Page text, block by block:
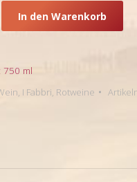
In den Warenkorb
750 ml
, I Fabbri, Rotweine